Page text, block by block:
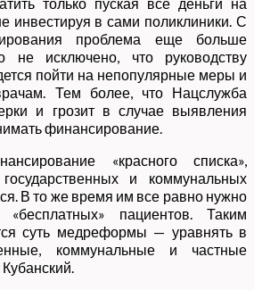
инвестируя в сами поликлиники. С
проблема еще больше
не исключено, что руководству
пойти на непопулярные меры и
Тем более, что Нацслужба
и грозит в случае выявления
финансирование.
«красного списка»,
и коммунальных
В то же время им все равно нужно
«бесплатных» пациентов. Таким
суть медреформы — уравнять в
коммунальные и частные